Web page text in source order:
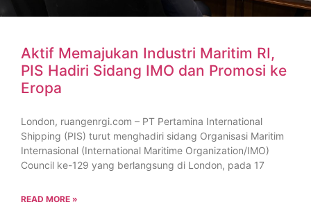
Aktif Memajukan Industri Maritim RI,
PIS Hadiri Sidang IMO dan Promosi ke
Eropa
London, ruangenrgi.com – PT Pertamina International
Shipping (PIS) turut menghadiri sidang Organisasi Maritim
Internasional (International Maritime Organization/IMO)
Council ke-129 yang berlangsung di London, pada 17
READ MORE »